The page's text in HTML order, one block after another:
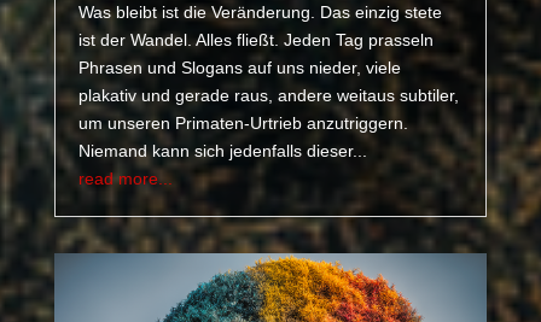
Was bleibt ist die Veränderung. Das einzig stete
ist der Wandel. Alles fließt. Jeden Tag prasseln
Phrasen und Slogans auf uns nieder, viele
plakativ und gerade raus, andere weitaus subtiler,
um unseren Primaten-Urtrieb anzutriggern.
Niemand kann sich jedenfalls dieser...
read more...